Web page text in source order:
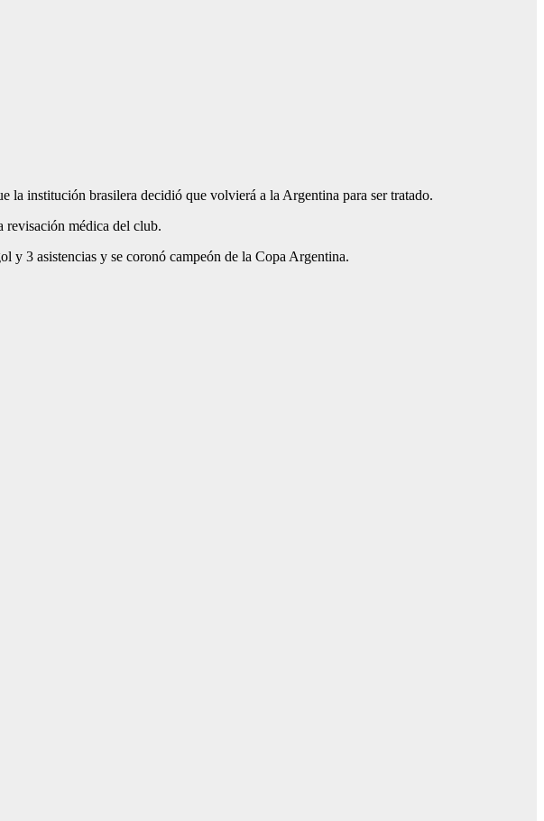
institución brasilera decidió que volvierá a la Argentina para ser tratado.
revisación médica del club.
y 3 asistencias y se coronó campeón de la Copa Argentina.